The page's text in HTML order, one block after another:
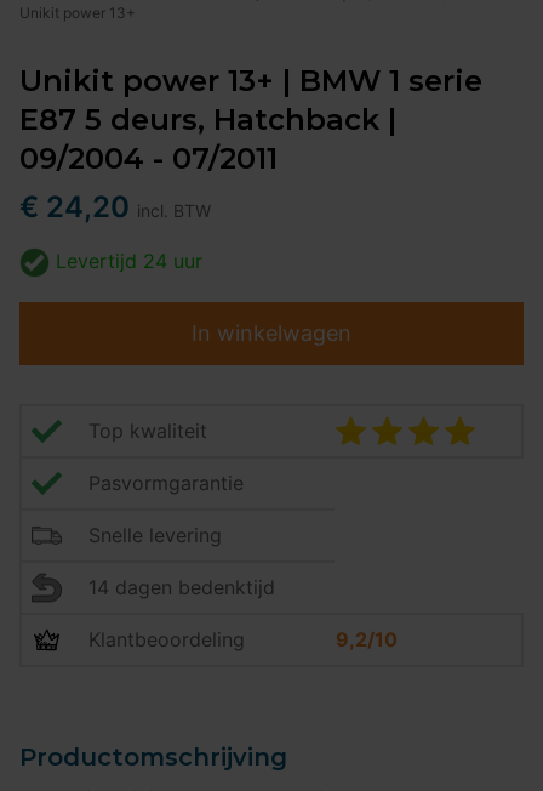
Unikit power 13+
Unikit power 13+ | BMW 1 serie
E87 5 deurs, Hatchback |
09/2004 - 07/2011
€ 24,20 incl. BTW
Levertijd 24 uur
In winkelwagen
Top kwaliteit
Pasvormgarantie
Snelle levering
14 dagen bedenktijd
Klantbeoordeling 9,2/10
Productomschrijving